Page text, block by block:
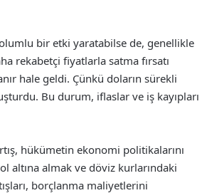
bir etki yaratabilse de, genellikle
rekabetçi fiyatlarla satma fırsatı
hale geldi. Çünkü doların sürekli
Bu durum, iflaslar ve iş kayıpları
hükümetin ekonomi politikalarını
altına almak ve döviz kurlarındaki
borçlanma maliyetlerini